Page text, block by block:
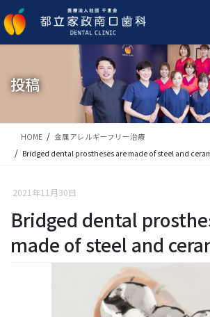
ン
テ
ビ
ゲ
移
投稿
HOME
金属アレルギーフリー治療
Bridged dental prostheses are made of steel and
2021年11月30日
Bridged dental
made of steel and